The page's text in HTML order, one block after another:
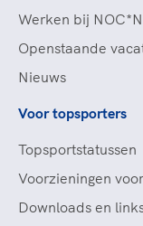
Werken bij
Openstaande
Nieuws
Voor topsporters
Topsportstatussen
Voorzieningen
Downloads en